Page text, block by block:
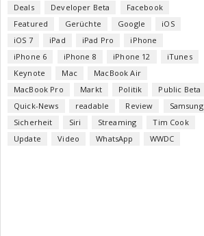
Deals
Developer Beta
Facebook
Featured
Gerüchte Google
iOS
iOS 7
iPad iPad Pro
iPhone
iPhone 6
iPhone 8 iPhone 12
iTunes
Keynote
Mac
MacBook Air
MacBook Pro
Markt Politik
Public Beta
Quick-News
readable Review
Samsung
Sicherheit
Siri Streaming
Tim Cook
Update
Video WhatsApp WWDC